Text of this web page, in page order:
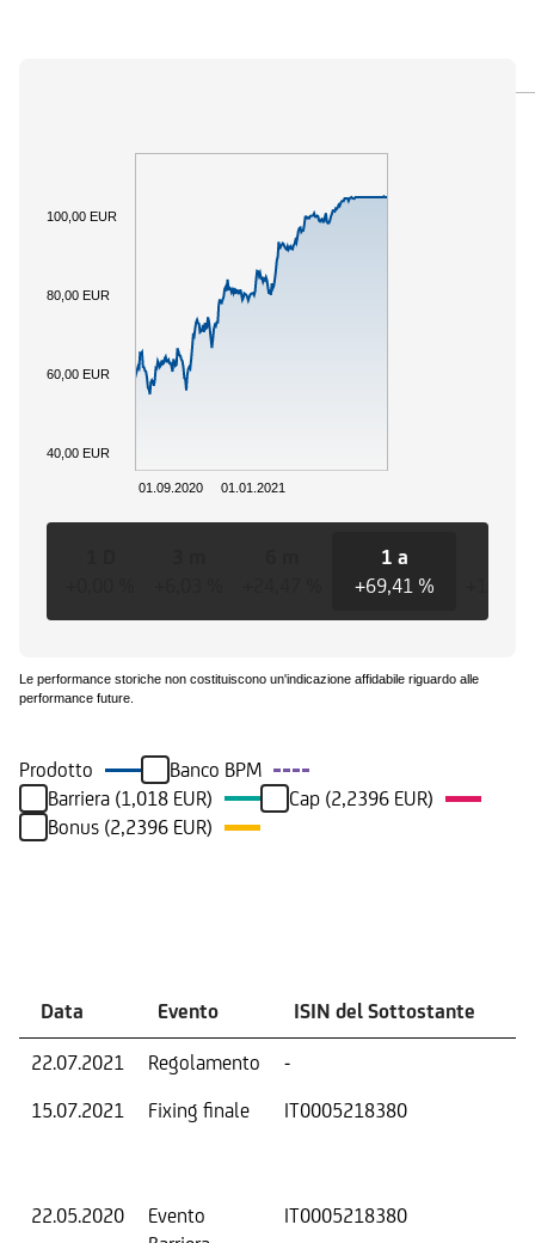
01.01.2021
01.09.2020
100,00 EUR
40,00 EUR
60,00 EUR
80,00 EUR
1 a
+69,41 %
Le performance storiche non costituiscono un'indicazione affidabile riguardo alle
performance future.
Prodotto
Banco BPM
Barriera (1,018 EUR)
Cap (2,2396 EUR)
Bonus (2,2396 EUR)
Data Evento ISIN del Sottostante
22.07.2021 Regolamento -
15.07.2021
Fixing finale IT0005218380
22.05.2020
Evento
IT0005218380